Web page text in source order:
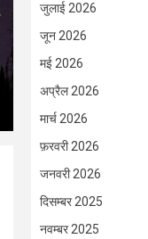
जुलाई 2026
जून 2026
मई 2026
अप्रैल 2026
मार्च 2026
फ़रवरी 2026
जनवरी 2026
दिसम्बर 2025
नवम्बर 2025